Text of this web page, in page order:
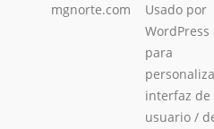
mgnorte.com
Usado por
WordPress
para
interfaz de
usuario /